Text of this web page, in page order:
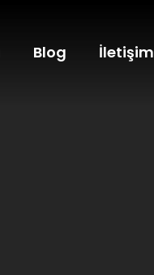
Blog İletişim